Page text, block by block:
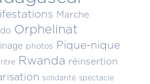
Marche
Orphelinat
photos Pique-nique
Rwanda réinsertion
solidarité spectacle